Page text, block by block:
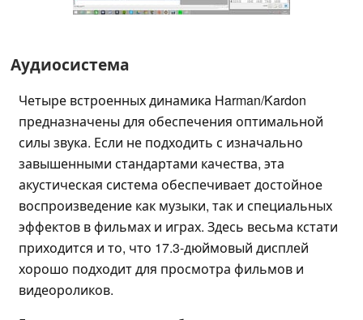
Аудиосистема
Четыре встроенных динамика Harman/Kardon
предназначены для обеспечения оптимальной
силы звука. Если не подходить с изначально
завышенными стандартами качества, эта
акустическая система обеспечивает достойное
воспроизведение как музыки, так и специальных
эффектов в фильмах и играх. Здесь весьма кстати
приходится и то, что 17.3-дюймовый дисплей
хорошо подходит для просмотра фильмов и
видеороликов.